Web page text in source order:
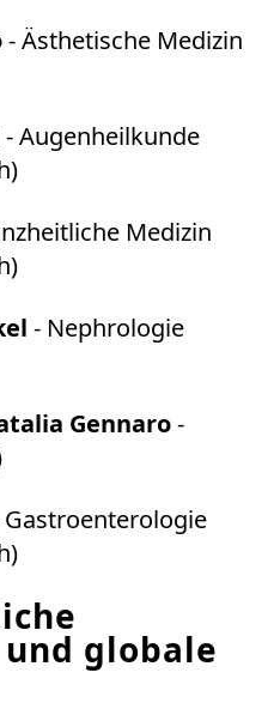
- Ästhetische Medizin
- Augenheilkunde
Medizin
- Nephrologie
Gennaro-
Gastroenterologie
globale